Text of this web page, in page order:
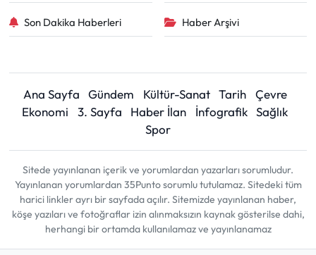
Son Dakika Haberleri Haber Arşivi
Ana Sayfa Gündem Kültür-Sanat Tarih
Çevre
Ekonomi
3. Sayfa Haber İlan İnfografik Sağlık
Spor
Sitede yayınlanan içerik ve yorumlardan yazarları sorumludur.
Yayınlanan yorumlardan 35Punto sorumlu tutulamaz. Sitedeki tüm
harici linkler ayrı bir sayfada açılır. Sitemizde yayınlanan haber,
köşe yazıları ve fotoğraflar izin alınmaksızın kaynak gösterilse dahi,
herhangi bir ortamda kullanılamaz ve yayınlanamaz